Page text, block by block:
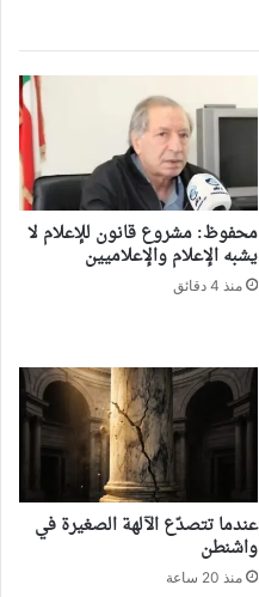
محفوظ: مشروع قانون للإعلام لا
يشبه الإعلام والإعلاميين
منذ 4 دقائق
‏عندما تتصدّع الآلهة الصغيرة في
واشنطن
منذ 20 ساعة